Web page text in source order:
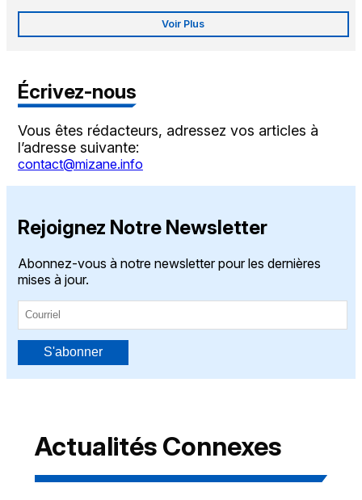
Voir Plus
Écrivez-nous
Vous êtes rédacteurs, adressez vos articles à
l’adresse suivante:
contact@mizane.info
Rejoignez Notre Newsletter
Abonnez-vous à notre newsletter pour les dernières
mises à jour.
S'abonner
Actualités Connexes